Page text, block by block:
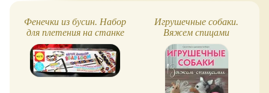
Фенечки из бусин. Набор
для плетения на станке
(со станком)
Игрушечные собаки.
Вяжем спицами